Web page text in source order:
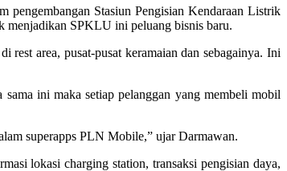
pengembangan Stasiun Pengisian Kendaraan Listrik
menjadikan SPKLU ini peluang bisnis baru.
area, pusat-pusat keramaian dan sebagainya. Ini
ini maka setiap pelanggan yang membeli mobil
superapps PLN Mobile,” ujar Darmawan.
lokasi charging station, transaksi pengisian daya,